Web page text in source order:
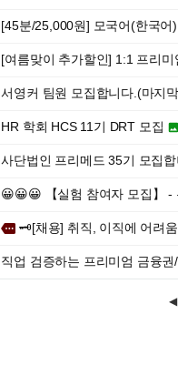
[45분/25,000원] 모국어(한국
[여름맞이 추가할인] 1:1 프리
서영커 팀원 모집합니다.(마지
HR 학회 HCS 11기 DRT 모집 
사단법인 프리메드 35기 모집합
😀😀😀 【실험 참여자 모집】 -
more 🗝️[채용] 취직, 이직에 어려
직업 검증하는 프리미엄 금융